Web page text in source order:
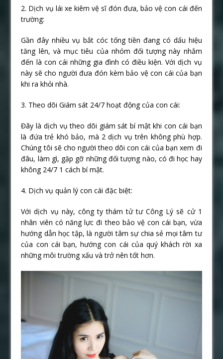
2. Dịch vụ lái xe kiêm vệ sĩ đón đưa, bảo vệ con cái đến
trường:
Gần đây nhiều vụ bắt cóc tống tiền đang có dấu hiệu
tăng lên, và mục tiêu của nhóm đối tượng này nhắm
đến là con cái những gia đình có điều kiện. Với dịch vụ
này sẽ cho người đưa đón kèm bảo vệ con cái của bạn
khi ra khỏi nhà.
3. Theo dõi Giám sát 24/7 hoạt động của con cái:
Đây là dịch vụ theo dõi giám sát bí mật khi con cái bạn
là đứa trẻ khó bảo, mà 2 dịch vụ trên không phù hợp.
Chúng tôi sẽ cho người theo dõi con cái của bạn xem đi
đâu, làm gì, gặp gỡ những đối tượng nào, có đi học hay
không 24/7 1 cách bí mật.
4. Dịch vụ quản lý con cái đặc biệt:
Với dịch vụ này, công ty thám tử tư Công Lý sẽ cử 1
nhân viên có năng lực đi theo bảo vệ con cái bạn, vừa
hướng dẫn học tập, là người tâm sự chia sẻ mọi tâm tư
của con cái bạn, hướng con cái của quý khách rời xa
những môi trường xấu và trở nên tốt hơn.